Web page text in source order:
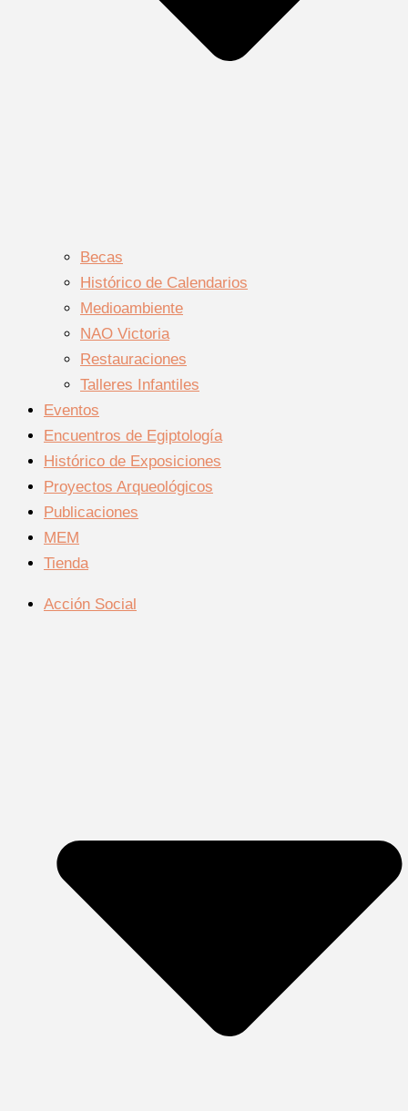
Becas
Histórico de Calendarios
Medioambiente
NAO Victoria
Restauraciones
Talleres Infantiles
Eventos
Encuentros de Egiptología
Histórico de Exposiciones
Proyectos Arqueológicos
Publicaciones
MEM
Tienda
Acción Social